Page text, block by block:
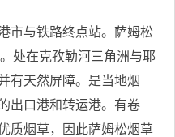
与铁路终点站。萨姆松
处在克孜勒河三角洲与耶
有天然屏障。是当地烟
出口港和转运港。有卷
质烟草，因此萨姆松烟草